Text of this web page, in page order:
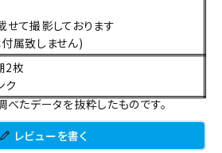
せて撮影しております
属致しません)
2枚
ク
たデータを抜粋したものです。
レビューを書く